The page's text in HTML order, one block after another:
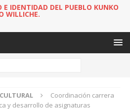
IDENTIDAD DEL PUEBLO KUNKO
WILLICHE.
Coordinación carrera
y desarrollo de asignaturas